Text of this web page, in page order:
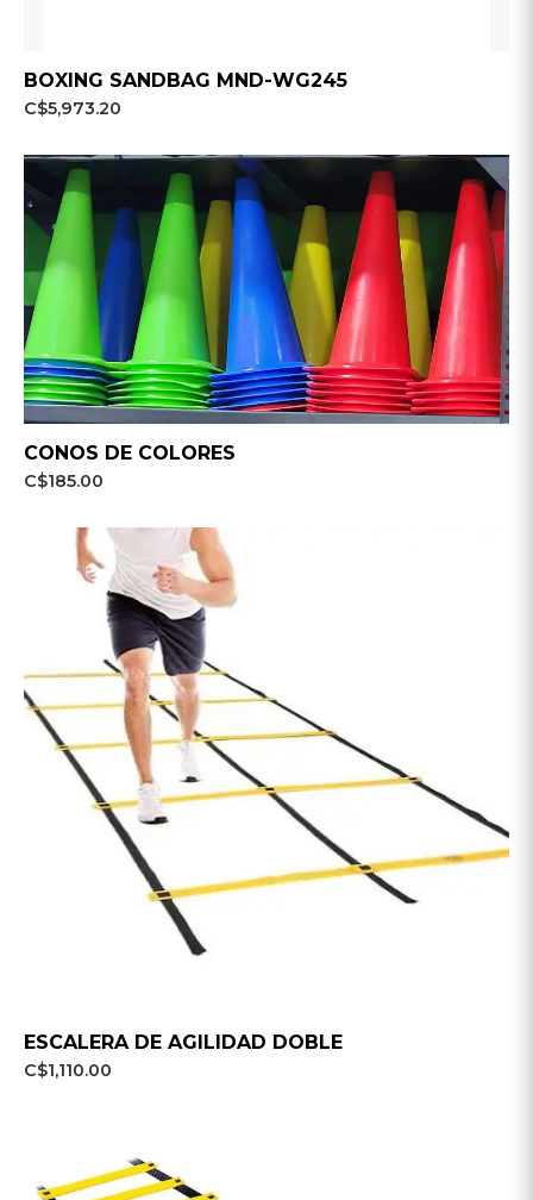
BOXING SANDBAG MND-WG245
C$5,973.20
CONOS DE COLORES
C$185.00
ESCALERA DE AGILIDAD DOBLE
C$1,110.00